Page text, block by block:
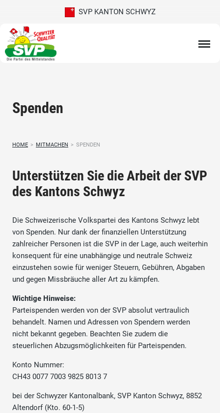
SVP KANTON SCHWYZ
Spenden
HOME > MITMACHEN > SPENDEN
Unterstützen Sie die Arbeit der SVP
des Kantons Schwyz
Die Schweizerische Volkspartei des Kantons Schwyz lebt
von Spenden. Nur dank der finanziellen Unterstützung
zahlreicher Personen ist die SVP in der Lage, auch weiterhin
konsequent für eine unabhängige und neutrale Schweiz
einzustehen sowie für weniger Steuern, Gebühren, Abgaben
und gegen Missbräuche aller Art zu kämpfen.
Wichtige Hinweise:
Parteispenden werden von der SVP absolut vertraulich
behandelt. Namen und Adressen von Spendern werden
nicht bekannt gegeben. Beachten Sie zudem die
steuerlichen Abzugsmöglichkeiten für Parteispenden.
Konto Nummer:
CH43 0077 7003 9825 8013 7
bei der Schwyzer Kantonalbank, SVP Kanton Schwyz, 8852
Altendorf (Kto. 60-1-5)